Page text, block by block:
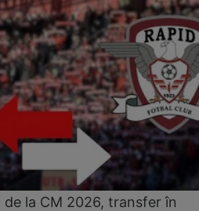
de la CM 2026, transfer în